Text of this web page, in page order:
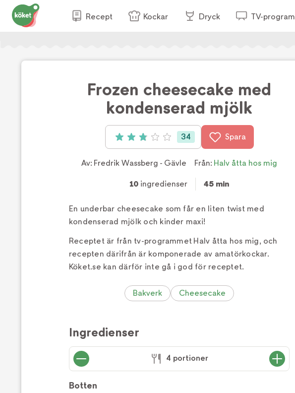
Recept Kockar Dryck TV-program
Frozen cheesecake med
kondenserad mjölk
Betyg: 2.9 av 5 (34 röster)
34 Spara
Av: Fredrik Wassberg - Gävle Från: Halv åtta hos mig
10 ingredienser 45 min
En underbar cheesecake som får en liten twist med
kondenserad mjölk och kinder maxi!
Receptet är från tv-programmet Halv åtta hos mig, och
recepten därifrån är komponerade av amatörkockar.
Köket.se kan därför inte gå i god för receptet.
Bakverk Cheesecake
Ingredienser
4 portioner
Botten